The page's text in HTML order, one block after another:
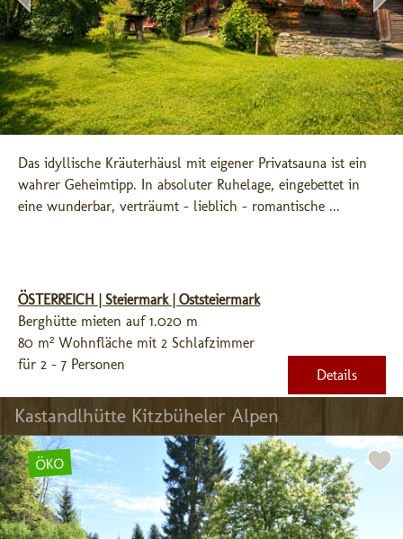
Das idyllische Kräuterhäusl mit eigener Privatsauna ist ein
wahrer Geheimtipp. In absoluter Ruhelage, eingebettet in
eine wunderbar, verträumt - lieblich - romantische ...
ÖSTERREICH | Steiermark | Oststeiermark
Berghütte mieten auf 1.020 m
80 m² Wohnfläche mit 2 Schlafzimmer
für 2 - 7 Personen
Details
Kastandlhütte Kitzbüheler Alpen
ÖKO